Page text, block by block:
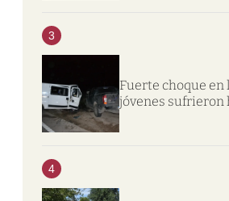
3
Fuerte choque en
jóvenes sufrieron
4